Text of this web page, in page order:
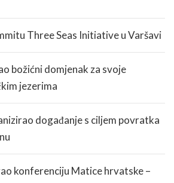
Three Seas Initiative u Varšavi
božićni domjenak za svoje
jezerima
događanje s ciljem povratka
konferenciju Matice hrvatske –